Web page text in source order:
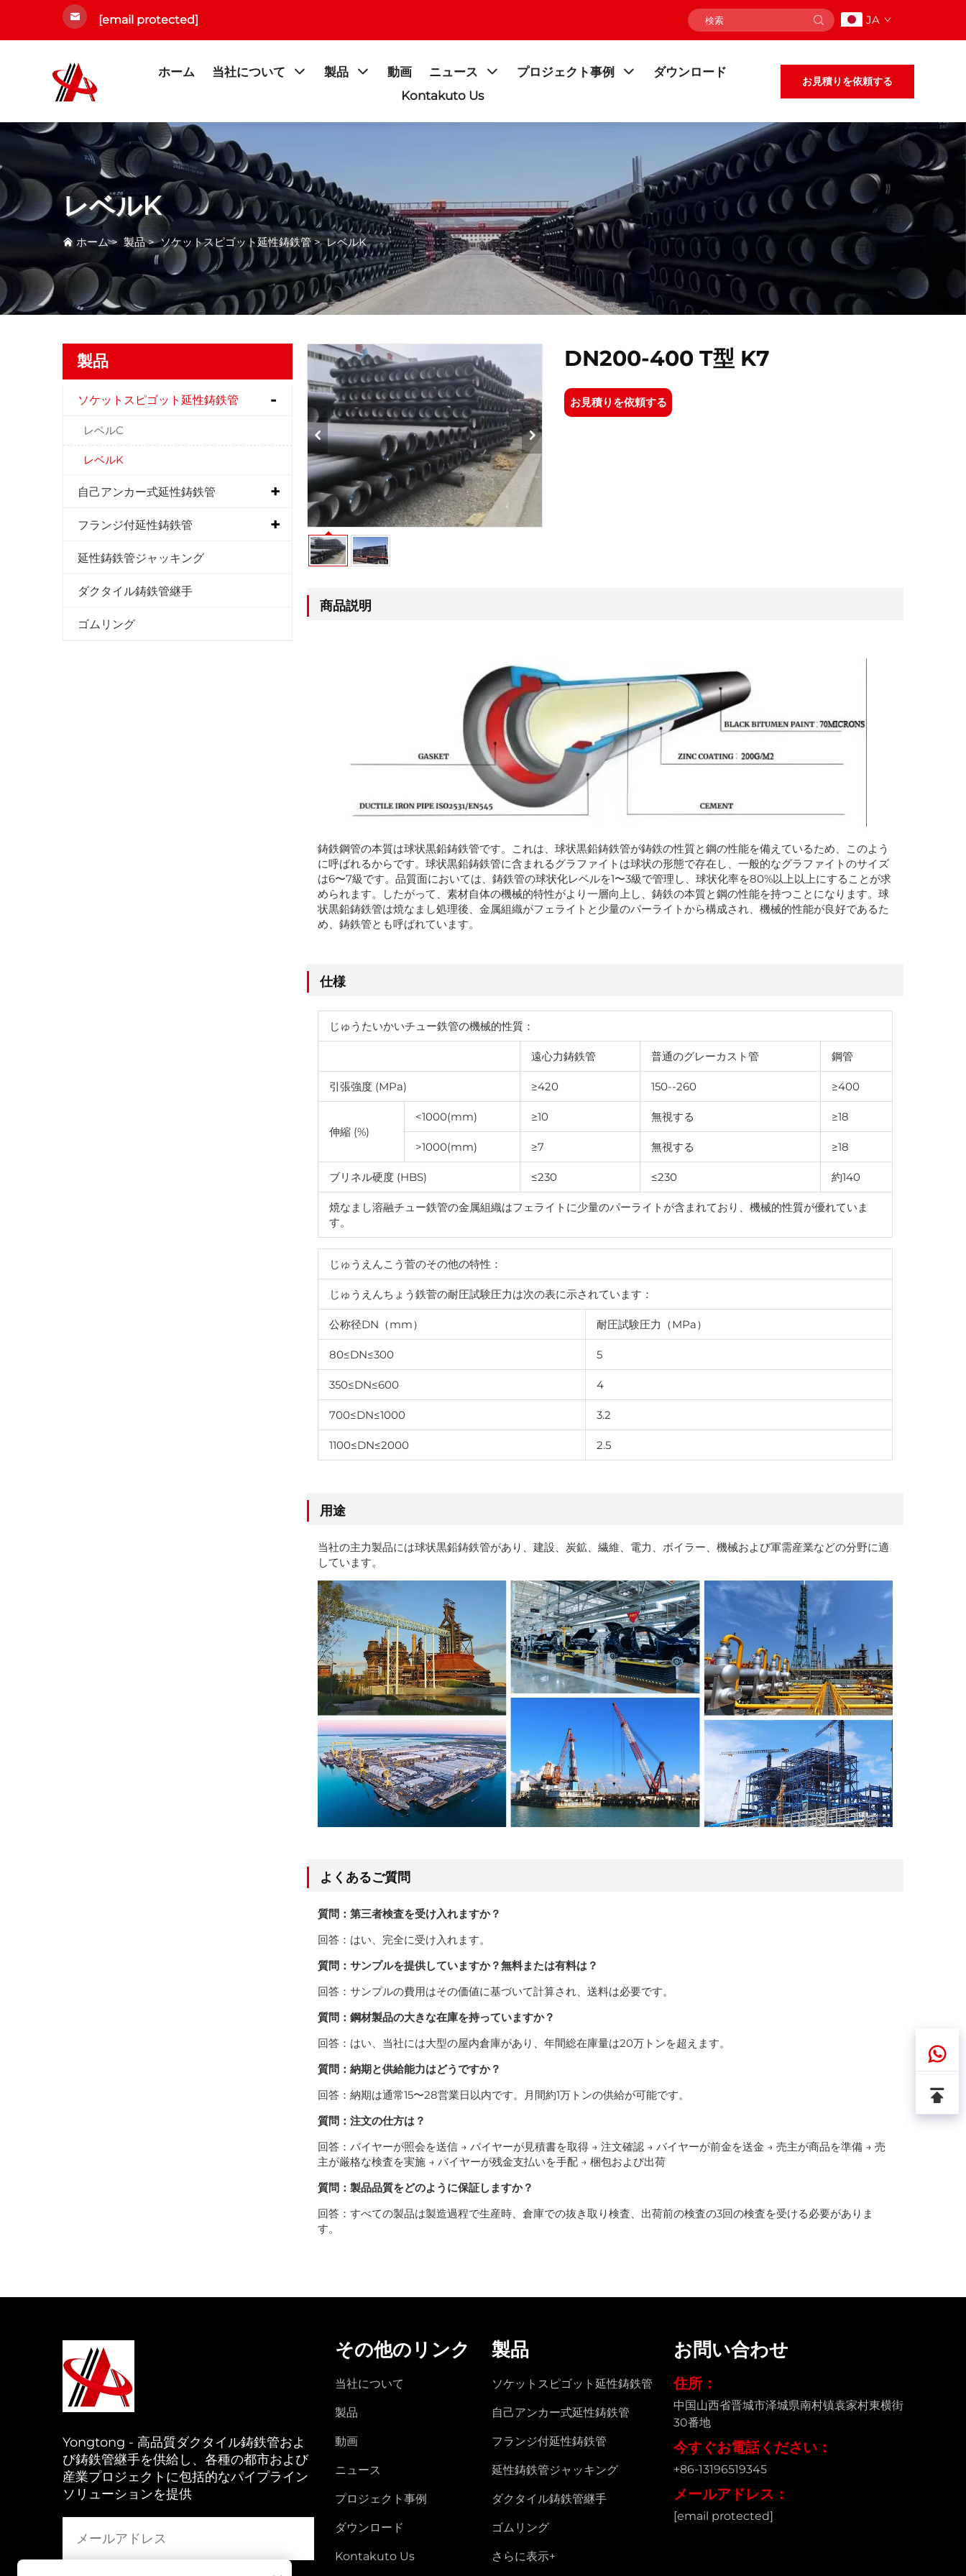
[email protected] JA
ホーム 当社について 製品 動画 ニュース プロジェクト事例
ダウンロード
Kontakuto Us
お見積りを依頼する
レベルK
ホーム> 製品>ソケットスピゴット延性鋳鉄管>レベルK
製品
ソケットスピゴット延性鋳鉄管
レベルC
レベルK
自己アンカー式延性鋳鉄管
フランジ付延性鋳鉄管
延性鋳鉄管ジャッキング
ダクタイル鋳鉄管継手
ゴムリング
DN200-400 T型 K7
お見積りを依頼する
商品説明
鋳鉄鋼管の本質は球状黒鉛鋳鉄管です。これは、球状黒鉛鋳鉄管が鋳鉄の性質と鋼の性能を備えているため、このよう
に呼ばれるからです。球状黒鉛鋳鉄管に含まれるグラファイトは球状の形態で存在し、一般的なグラファイトのサイズ
は6〜7級です。品質面においては、鋳鉄管の球状化レベルを1〜3級で管理し、球状化率を80%以上以上にすることが求
められます。したがって、素材自体の機械的特性がより一層向上し、鋳鉄の本質と鋼の性能を持つことになります。球
状黒鉛鋳鉄管は焼なまし処理後、金属組織がフェライトと少量のパーライトから構成され、機械的性能が良好であるた
め、鋳鉄管とも呼ばれています。
仕様
じゅうたいかいチュー鉄管の機械的性質：
遠心力鋳鉄管 普通のグレーカスト管 鋼管
引張強度 (MPa) ≥420 150--260 ≥400
伸縮 (%)
<1000(mm) ≥10 無視する ≥18
>1000(mm) ≥7 無視する ≥18
ブリネル硬度 (HBS) ≤230 ≤230 約140
焼なまし溶融チュー鉄管の金属組織はフェライトに少量のパーライトが含まれており、機械的性質が優れていま
す。
じゅうえんこう菅のその他の特性：
じゅうえんちょう鉄菅の耐圧試験圧力は次の表に示されています：
公称径DN（mm） 耐圧試験圧力（MPa）
80≤DN≤300 5
350≤DN≤600 4
700≤DN≤1000 3.2
1100≤DN≤2000 2.5
用途
当社の主力製品には球状黒鉛鋳鉄管があり、建設、炭鉱、繊維、電力、ボイラー、機械および軍需産業などの分野に適
しています。
よくあるご質問
質問：第三者検査を受け入れますか？
回答：はい、完全に受け入れます。
質問：サンプルを提供していますか？無料または有料は？
回答：サンプルの費用はその価値に基づいて計算され、送料は必要です。
質問：鋼材製品の大きな在庫を持っていますか？
回答：はい、当社には大型の屋内倉庫があり、年間総在庫量は20万トンを超えます。
質問：納期と供給能力はどうですか？
回答：納期は通常15〜28営業日以内です。月間約1万トンの供給が可能です。
質問：注文の仕方は？
回答：バイヤーが照会を送信 → バイヤーが見積書を取得 → 注文確認 → バイヤーが前金を送金 → 売主が商品を準備 → 売
主が厳格な検査を実施 → バイヤーが残金支払いを手配 → 梱包および出荷
質問：製品品質をどのように保証しますか？
回答：すべての製品は製造過程で生産時、倉庫での抜き取り検査、出荷前の検査の3回の検査を受ける必要がありま
す。
Yongtong - 高品質ダクタイル鋳鉄管およ
び鋳鉄管継手を供給し、各種の都市および
産業プロジェクトに包括的なパイプライン
ソリューションを提供
その他のリンク
当社について
製品
動画
ニュース
プロジェクト事例
ダウンロード
Kontakuto Us
製品
ソケットスピゴット延性鋳鉄管
自己アンカー式延性鋳鉄管
フランジ付延性鋳鉄管
延性鋳鉄管ジャッキング
ダクタイル鋳鉄管継手
ゴムリング
さらに表示+
お問い合わせ
住所：
中国山西省晋城市泽城県南村镇袁家村東横街
30番地
今すぐお電話ください：
+86-13196519345
メールアドレス：
[email protected]